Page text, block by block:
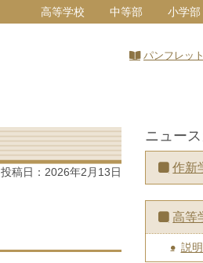
高等学校 中等部 小学部
パンフレット
投稿日： 2026年2月13日
ニュー
作新
高等
説